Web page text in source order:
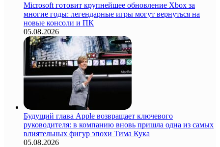
Microsoft готовит крупнейшее обновление Xbox за
многие годы: легендарные игры могут вернуться на
новые консоли и ПК
05.08.2026
Будущий глава Apple возвращает ключевого
руководителя: в компанию вновь пришла одна из самых
влиятельных фигур эпохи Тима Кука
05.08.2026